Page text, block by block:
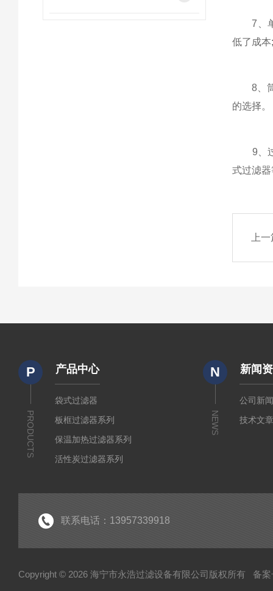
7、单
低了成
8、筒
的选择。
9、过
式过滤
上
P
PRODUCTS
产品中心
袋式过滤器
板框过滤器系列
保温加热过滤器系列
活性炭过滤器系列
水系及有机微孔滤膜系列
不锈钢配件系列
N
NEWS
新闻
公司新
技术文
联系电话：13957339918
Copyright © 2026 海宁市永浩过滤设备有限公司版权所有 备案